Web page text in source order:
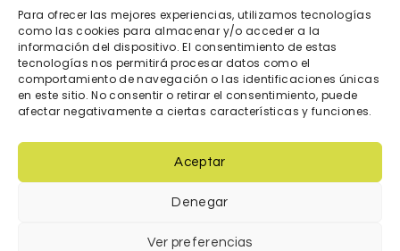
Para ofrecer las mejores experiencias, utilizamos tecnologías
como las cookies para almacenar y/o acceder a la
información del dispositivo. El consentimiento de estas
tecnologías nos permitirá procesar datos como el
comportamiento de navegación o las identificaciones únicas
en este sitio. No consentir o retirar el consentimiento, puede
afectar negativamente a ciertas características y funciones.
Aceptar
Denegar
Ver preferencias
Pago seguro
Tarjeta de crédito/débito.
Transferencia bancaria.
Bizum.
© 2023 Diseñada y creada porlocatec.es